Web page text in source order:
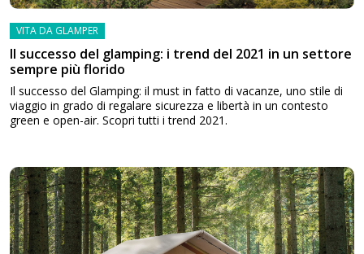
VITA DA GLAMPER
Il successo del glamping: i trend del 2021 in un settore
sempre più florido
Il successo del Glamping: il must in fatto di vacanze, uno stile di
viaggio in grado di regalare sicurezza e libertà in un contesto
green e open-air. Scopri tutti i trend 2021.